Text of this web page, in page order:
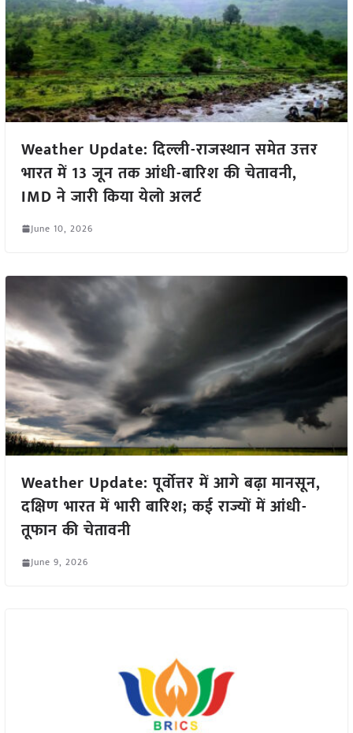
Weather Update: दिल्ली-राजस्थान समेत उत्तर
भारत में 13 जून तक आंधी-बारिश की चेतावनी,
IMD ने जारी किया येलो अलर्ट
June 10, 2026
Weather Update: पूर्वोत्तर में आगे बढ़ा मानसून,
दक्षिण भारत में भारी बारिश; कई राज्यों में आंधी-
तूफान की चेतावनी
June 9, 2026